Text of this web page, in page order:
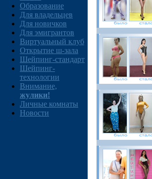
Образование
Для владельцев
Для новичков
Для эмигрантов
Виртуальный клуб
Открытие ш-зала
Шейпинг-стандарт
Шейпинг-
технологии
Внимание,
жулики!
Личные комнаты
Новости